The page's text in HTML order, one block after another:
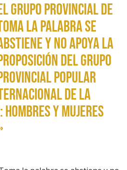
Grupo Provincial de
la palabra se
y no apoya la
del Grupo
Popular
de la
Hombres y Mujeres